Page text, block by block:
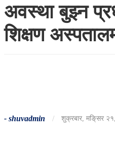
अवस्था बुझ्न
शिक्षण
- shuvadmin / शुक्रबार, मङि्सर